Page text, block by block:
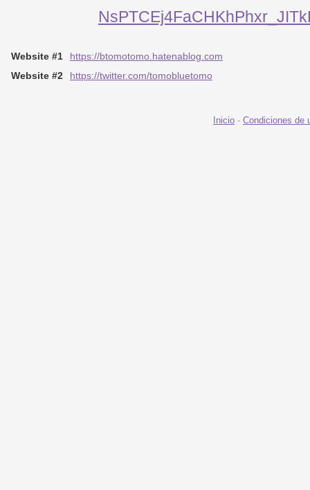
Website #1
https://btomotomo.hatenablog.com
Website #2
https://twitter.com/tomobluetomo
Inicio - Condiciones de